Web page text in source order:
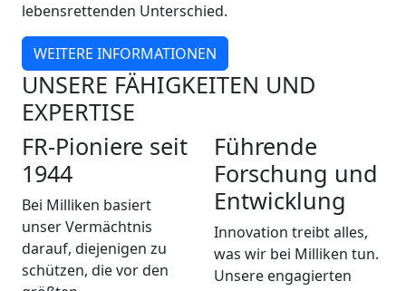
lebensrettenden Unterschied.
WEITERE INFORMATIONEN
UNSERE FÄHIGKEITEN UND
EXPERTISE
FR-Pioniere seit
1944
Bei Milliken basiert
unser Vermächtnis
darauf, diejenigen zu
schützen, die vor den
Führende
Forschung und
Entwicklung
Innovation treibt alles,
was wir bei Milliken tun.
Unsere engagierten